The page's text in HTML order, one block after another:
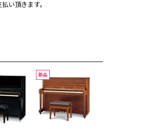
い頂きます。
新品